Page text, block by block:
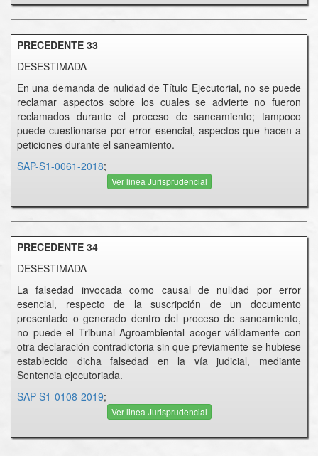
PRECEDENTE 33
DESESTIMADA
En una demanda de nulidad de Título Ejecutorial, no se puede
reclamar aspectos sobre los cuales se advierte no fueron
reclamados durante el proceso de saneamiento; tampoco
puede cuestionarse por error esencial, aspectos que hacen a
peticiones durante el saneamiento.
SAP-S1-0061-2018;
Ver linea Jurisprudencial
PRECEDENTE 34
DESESTIMADA
La falsedad invocada como causal de nulidad por error
esencial, respecto de la suscripción de un documento
presentado o generado dentro del proceso de saneamiento,
no puede el Tribunal Agroambiental acoger válidamente con
otra declaración contradictoria sin que previamente se hubiese
establecido dicha falsedad en la vía judicial, mediante
Sentencia ejecutoriada.
SAP-S1-0108-2019;
Ver linea Jurisprudencial